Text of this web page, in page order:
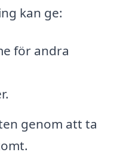
kan ge:
för andra
genom att ta